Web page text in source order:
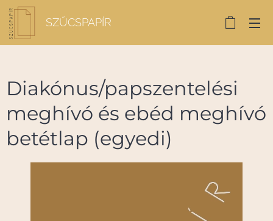
SZŰCSPAPÍR
Diakónus/papszentelési
meghívó és ebéd meghívó
betétlap (egyedi)